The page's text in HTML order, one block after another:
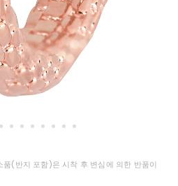
(반지 포함)은 시착 후 변심에 의한 반품이